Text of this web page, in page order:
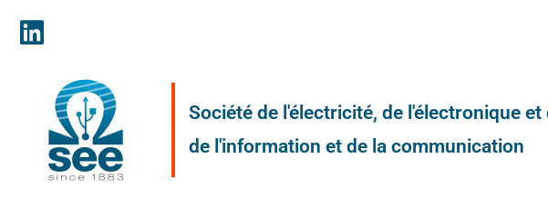
Société de l'électricité, de l'électronique
de l'information et de la communication